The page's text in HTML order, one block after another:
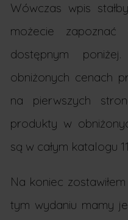
Wówczas wpis
możecie
dostępnym
obniżonych cenach
na pierwszych
produkty w
są w całym katalogu
Na koniec
tym wydaniu mamy